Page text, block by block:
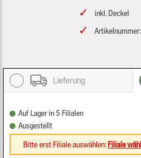
inkl. Deckel
Lieferung
Auf Lager in 5 Filialen
Ausgestellt
Bitte erst Filiale auswählen:Filiale